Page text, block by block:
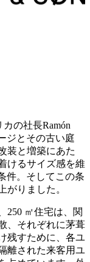
の社長Ramón
ジとその古い庭
装と増築にあた
けるサイズ感を維
件。そしてこの条
がりました。
250 ㎡住宅は、関
、それぞれに茅葺
残すために、各ユ
離された来客用ユ